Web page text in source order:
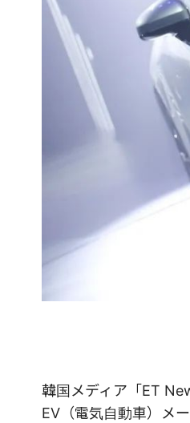
韓国メディア「ET
EV（電気自動車）メ